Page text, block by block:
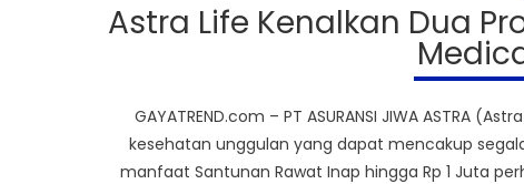
Astra Life Kenalkan Dua
GAYATREND.com – PT ASURANSI JIWA ASTRA
kesehatan unggulan yang dapat mencakup
manfaat Santunan Rawat Inap hingga Rp 1 Juta